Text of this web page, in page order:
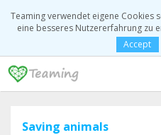
Teaming verwendet eigene Cookies
eine besseres Nutzererfahrung zu
Accept
Saving animals